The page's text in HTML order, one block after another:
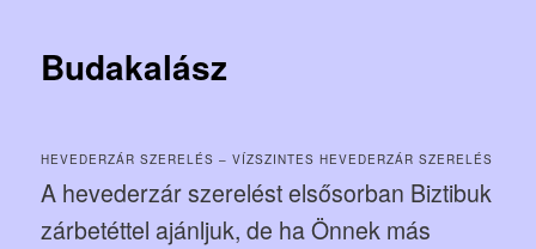
Budakalász
HEVEDERZÁR SZERELÉS – VÍZSZINTES HEVEDERZÁR SZERELÉS
A hevederzár szerelést elsősorban Biztibuk
zárbetéttel ajánljuk, de ha Önnek más